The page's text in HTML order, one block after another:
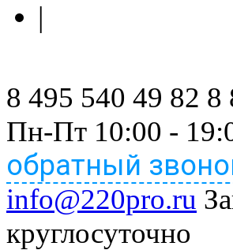
|
8 495 540 49 82 8
Пн-Пт 10:00 -
обратный
info@220pro.ru
круглосуточно